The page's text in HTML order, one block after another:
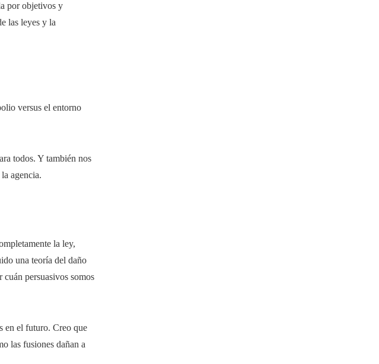
por objetivos y
las leyes y la
versus el entorno
todos. Y también nos
agencia.
la ley,
una teoría del daño
persuasivos somos
en el futuro. Creo que
las fusiones dañan a